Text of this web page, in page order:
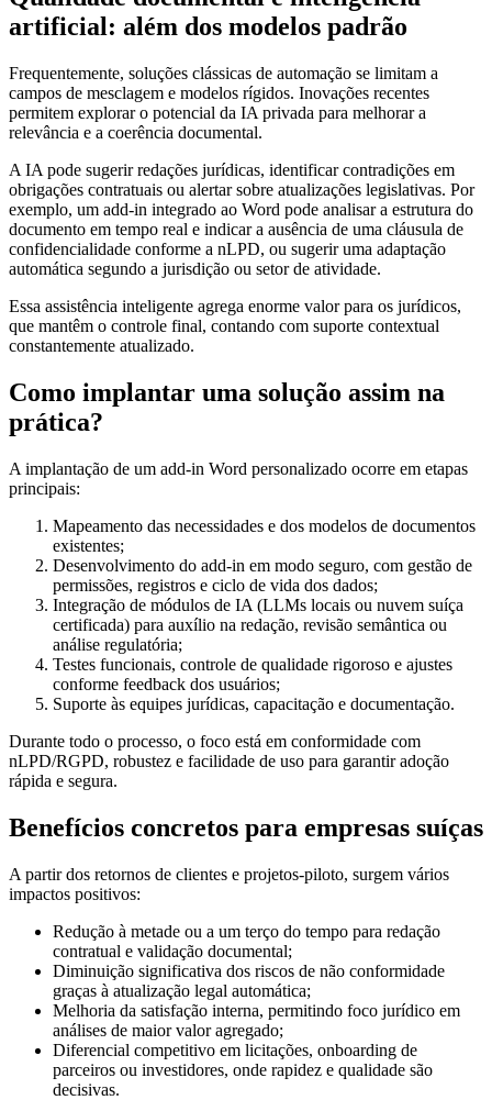
artificial: além dos modelos padrão
Frequentemente, soluções clássicas de automação se limitam a
campos de mesclagem e modelos rígidos. Inovações recentes
permitem explorar o potencial da IA privada para melhorar a
relevância e a coerência documental.
A IA pode sugerir redações jurídicas, identificar contradições em
obrigações contratuais ou alertar sobre atualizações legislativas. Por
exemplo, um add-in integrado ao Word pode analisar a estrutura do
documento em tempo real e indicar a ausência de uma cláusula de
confidencialidade conforme a nLPD, ou sugerir uma adaptação
automática segundo a jurisdição ou setor de atividade.
Essa assistência inteligente agrega enorme valor para os jurídicos,
que mantêm o controle final, contando com suporte contextual
constantemente atualizado.
Como implantar uma solução assim na
prática?
A implantação de um add-in Word personalizado ocorre em etapas
principais:
Mapeamento das necessidades e dos modelos de documentos
existentes;
Desenvolvimento do add-in em modo seguro, com gestão de
permissões, registros e ciclo de vida dos dados;
Integração de módulos de IA (LLMs locais ou nuvem suíça
certificada) para auxílio na redação, revisão semântica ou
análise regulatória;
Testes funcionais, controle de qualidade rigoroso e ajustes
conforme feedback dos usuários;
Suporte às equipes jurídicas, capacitação e documentação.
Durante todo o processo, o foco está em conformidade com
nLPD/RGPD, robustez e facilidade de uso para garantir adoção
rápida e segura.
Benefícios concretos para empresas suíças
A partir dos retornos de clientes e projetos-piloto, surgem vários
impactos positivos:
Redução à metade ou a um terço do tempo para redação
contratual e validação documental;
Diminuição significativa dos riscos de não conformidade
graças à atualização legal automática;
Melhoria da satisfação interna, permitindo foco jurídico em
análises de maior valor agregado;
Diferencial competitivo em licitações, onboarding de
parceiros ou investidores, onde rapidez e qualidade são
decisivas.